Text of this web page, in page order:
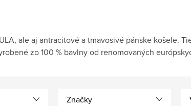
ale aj antracitové a tmavosivé pánske košele.
zo 100 % bavlny od renomovaných
Značky